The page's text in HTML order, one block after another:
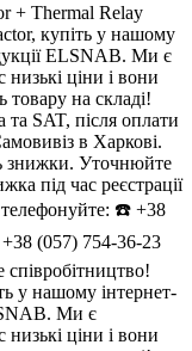
+ Thermal Relay
купіть у нашому
ELSNAB. Ми є
ціни і вони
товару на складі!
SAT, після оплати
в Харкові.
знижки. Уточнюйте
під час реєстрації
телефонуйте: ☎️ +38
(057) 754-36-23
у нашому інтернет-
Ми є
ціни і вони